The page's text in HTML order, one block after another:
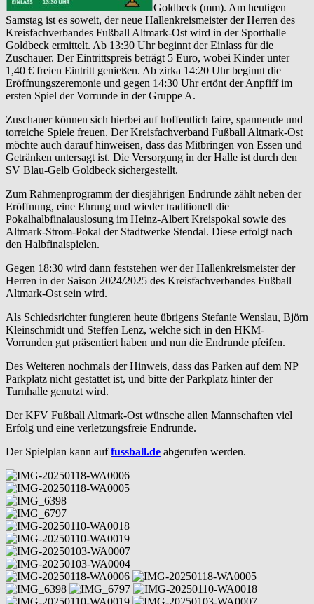
Goldbeck (mm). Am heutigen
Samstag ist es soweit, der neue Hallenkreismeister der Herren des
Kreisfachverbandes Fußball Altmark-Ost wird in der Sporthalle
Goldbeck ermittelt. Ab 13:30 Uhr beginnt der Einlass für die
Zuschauer. Der Eintrittspreis beträgt 5 Euro, wobei Kinder unter
1,40 € freien Eintritt genießen. Ab zirka 14:20 Uhr beginnt die
Eröffnungszeremonie und gegen 14:30 Uhr ertönt der Anpfiff im
ersten Spiel der Vorrunde in der Gruppe A.
Zuschauer können sich hierbei auf hoffentlich faire, spannende und
torreiche Spiele freuen. Der Kreisfachverband Fußball Altmark-Ost
möchte auch darauf hinweisen, dass das Mitbringen von Essen und
Getränken untersagt ist. Die Versorgung in der Halle ist durch den
SV Blau-Gelb Goldbeck sichergestellt.
Zum Rahmenprogramm der diesjährigen Endrunde zählt neben der
Eröffnung, eine Ehrung und wieder traditionell die
Pokalhalbfinalauslosung im Heinz-Albert Kreispokal sowie des
Altmark-Strom-Pokal der Stadtwerke Stendal. Diese erfolgt nach
den Halbfinalspielen.
Gegen 18:30 wird dann feststehen wer der Hallenkreismeister der
Herren in der Saison 2024/2025 des Kreisfachverbandes Fußball
Altmark-Ost sein wird.
Als Schiedsrichter fungieren heute übrigens Stefanie Wenslau, Björn
Kleinschmidt und Steffen Lenz, welche sich in den HKM-
Vorrunden gut präsentiert haben und nun die Endrunde pfeifen.
Des Weiteren nochmals der Hinweis, dass das Parken auf dem NP
Parkplatz nicht gestattet ist, und bitte der Parkplatz hinter der
Turnhalle genutzt wird.
Der KFV Fußball Altmark-Ost wünsche allen Mannschaften viel
Erfolg und eine verletzungsfreie Endrunde.
Der Spielplan kann auffussball.de abgerufen werden.